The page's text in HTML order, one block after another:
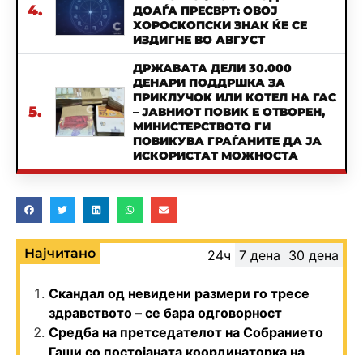
4.
ДОАЃА ПРЕСВРТ: ОВОЈ
ХОРОСКОПСКИ ЗНАК ЌЕ СЕ
ИЗДИГНЕ ВО АВГУСТ
5.
ДРЖАВАТА ДЕЛИ 30.000
ДЕНАРИ ПОДДРШКА ЗА
ПРИКЛУЧОК ИЛИ КОТЕЛ НА ГАС
– ЈАВНИОТ ПОВИК Е ОТВОРЕН,
МИНИСТЕРСТВОТО ГИ
ПОВИКУВА ГРАЃАНИТЕ ДА ЈА
ИСКОРИСТАТ МОЖНОСТА
Најчитано 24ч 7 дена 30 дена
Скандал од невидени размери го тресе
здравството – се бара одговорност
Средба на претседателот на Собранието
Гаши со постојаната координаторка на